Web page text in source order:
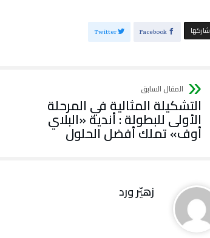
‫‫ شاركها‬ Facebook
Twitter
التشكيلة المثالية في المرحلة
الأولى للبطولة : أندية «البلاي
أوف» تملك أفضل الحلول
زهيّر‭ ‬ورد